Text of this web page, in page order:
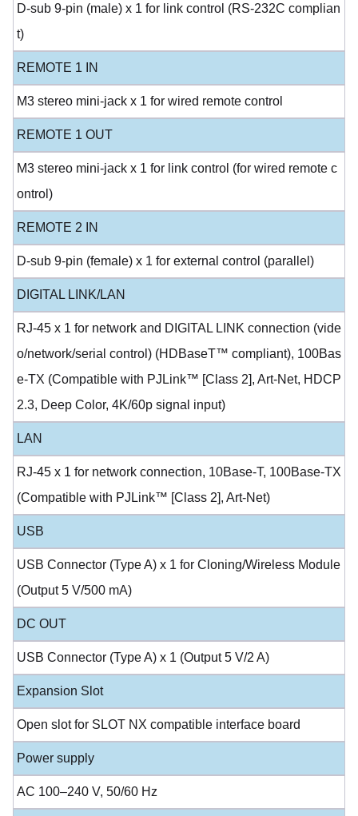
D-sub 9-pin (male) x 1 for link control (RS-232C complian
t)
REMOTE 1 IN
M3 stereo mini-jack x 1 for wired remote control
REMOTE 1 OUT
M3 stereo mini-jack x 1 for link control (for wired remote c
ontrol)
REMOTE 2 IN
D-sub 9-pin (female) x 1 for external control (parallel)
DIGITAL LINK/LAN
RJ-45 x 1 for network and DIGITAL LINK connection (vide
o/network/serial control) (HDBaseT™ compliant), 100Bas
e-TX (Compatible with PJLink™ [Class 2], Art-Net, HDCP
2.3, Deep Color, 4K/60p signal input)
LAN
RJ-45 x 1 for network connection, 10Base-T, 100Base-TX
(Compatible with PJLink™ [Class 2], Art-Net)
USB
USB Connector (Type A) x 1 for Cloning/Wireless Module
(Output 5 V/500 mA)
DC OUT
USB Connector (Type A) x 1 (Output 5 V/2 A)
Expansion Slot
Open slot for SLOT NX compatible interface board
Power supply
AC 100–240 V, 50/60 Hz